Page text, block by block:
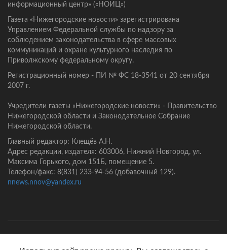
информационный центр» («НОИЦ»)
Газета «Нижегородские новости» зарегистрирована
Управлением Федеральной службы по надзору за
соблюдением законодательства в сфере массовых
коммуникаций и охране культурного наследия по
Приволжскому федеральному округу.
Регистрационный номер - ПИ № ФС 18-3541 от 20 сентября
2007 г.
Учредители газеты «Нижегородские новости» - Правительство
Нижегородской области и Законодательное Собрание
Нижегородской области.
Главный редактор: Клещёв А.Н.
Адрес редакции, издателя: 603006, Нижний Новгород, ул.
Максима Горького, дом 151Б, помещение 5.
Телефон/факс: 8(831) 233-94-56 (добавочный 129).
nnews.nnov@yandex.ru